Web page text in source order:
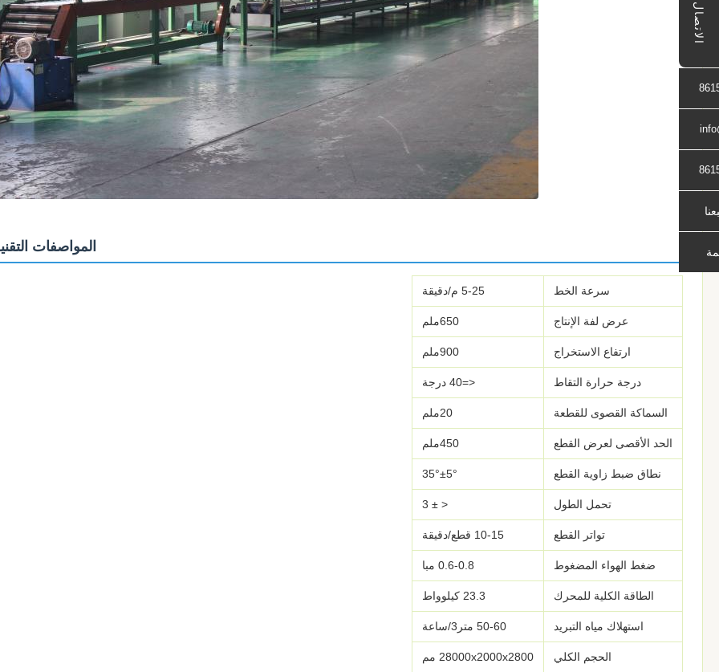
الاتصال
المواصفات
سرعة الخط 5-25 م/دقيقة
عرض لفة الإنتاج 650ملم
ارتفاع الاستخراج 900ملم
درجة حرارة التقاط <=40 درجة
السماكة القصوى للقطعة 20ملم
الحد الأقصى لعرض القطع 450ملم
نطاق ضبط زاوية القطع 35°±5°
تحمل الطول < ± 3
تواتر القطع 10-15 قطع/دقيقة
ضغط الهواء المضغوط 0.6-0.8 مبا
الطاقة الكلية للمحرك 23.3 كيلوواط
استهلاك مياه التبريد 50-60 متر3/ساعة
الحجم الكلي 28000x2000x2800 مم